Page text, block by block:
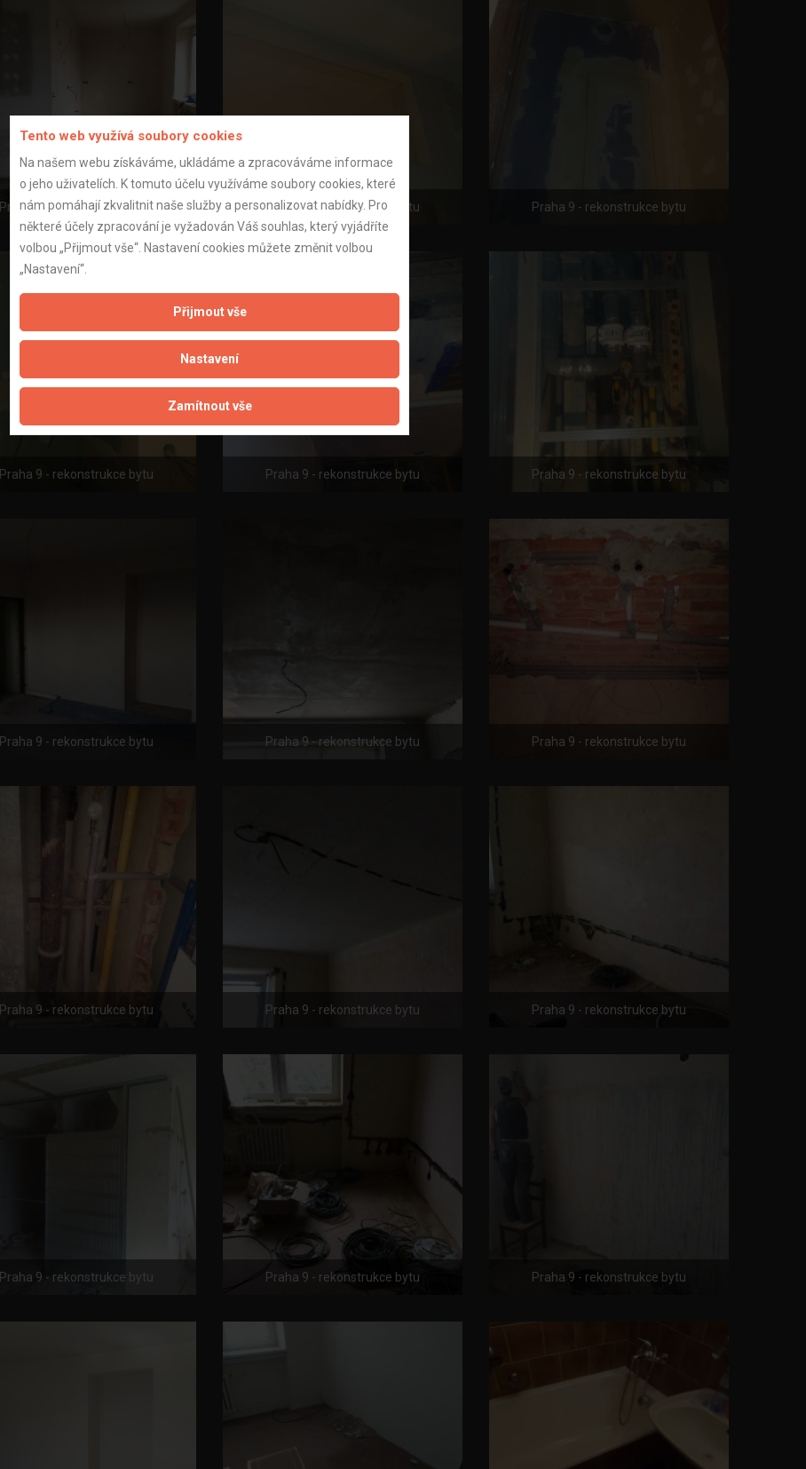
Praha 9 - rekonstrukce bytu Praha 9 - rekonstrukce bytu Praha 9 - rekonstrukce bytu
Praha 9 - rekonstrukce bytu Praha 9 - rekonstrukce bytu Praha 9 - rekonstrukce bytu
Praha 9 - rekonstrukce bytu Praha 9 - rekonstrukce bytu Praha 9 - rekonstrukce bytu
Praha 9 - rekonstrukce bytu Praha 9 - rekonstrukce bytu Praha 9 - rekonstrukce bytu
Praha 9 - rekonstrukce bytu Praha 9 - rekonstrukce bytu Praha 9 - rekonstrukce bytu
Tento web využívá soubory cookies
Na našem webu získáváme, ukládáme a zpracováváme informace
o jeho uživatelích. K tomuto účelu využíváme soubory cookies, které
nám pomáhají zkvalitnit naše služby a personalizovat nabídky. Pro
některé účely zpracování je vyžadován Váš souhlas, který vyjádříte
volbou „Přijmout vše“. Nastavení cookies můžete změnit volbou
„Nastavení“.
Přijmout vše
Nastavení
Zamítnout vše